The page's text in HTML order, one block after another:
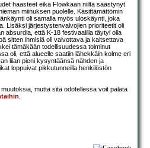
haasteet eikä Flowkaan niiltä säästynyt.
miinuksen puolelle. Käsittämättömin
oli samalla myös uloskäynti, joka
Lisäksi järjestystenvalvojien prioriteetit oli
absurdia, että K-18 festivaalilla täytyi olla
sitten ihmisiä oli valvottava ja kaitsettava
tämäkään todellisuudessa toiminut
oli, että alueelle saatiin lähekkäin kolme eri
liian pieni kysyntäänsä nähden ja
loppuivat pikkutunneilla henkilöstön
mutta sitä odotellessa voit palata
.